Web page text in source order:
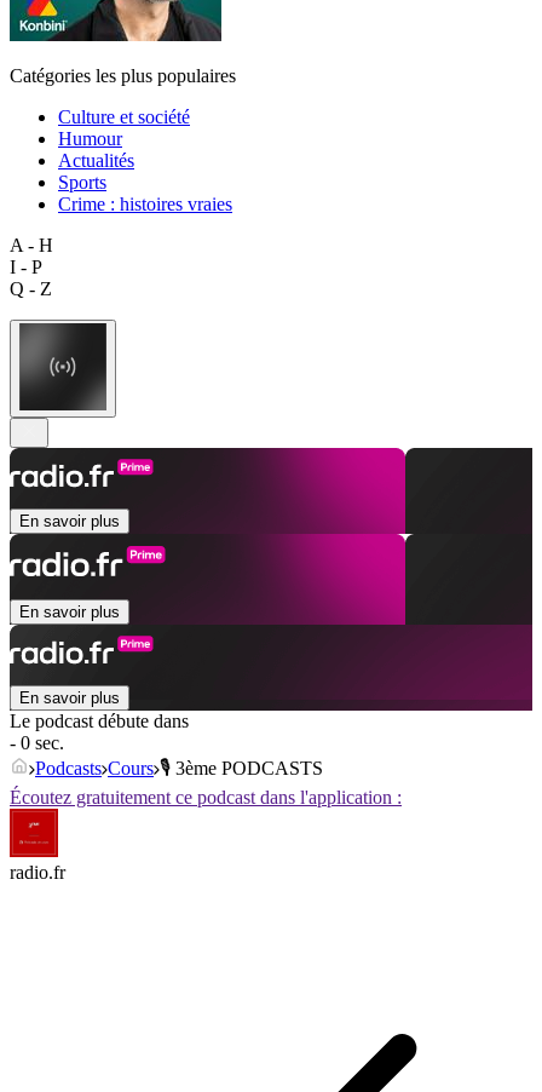
Catégories les plus populaires
Culture et société
Humour
Actualités
Sports
Crime : histoires vraies
A - H
I - P
Q - Z
En savoir plus
En savoir plus
En savoir plus
Le podcast débute dans
- 0 sec.
Podcasts Cours 🎙️ 3ème PODCASTS
Écoutez gratuitement ce podcast dans l'application :
radio.fr